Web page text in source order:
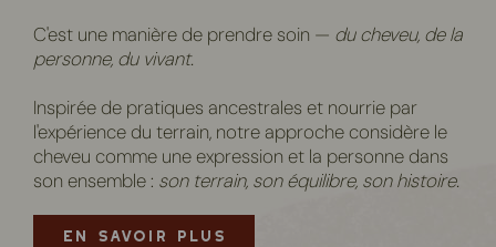
C'est une manière de prendre soin — du cheveu, de la
personne, du vivant.
Inspirée de pratiques ancestrales et nourrie par
l'expérience du terrain, notre approche considère le
cheveu comme une expression et la personne dans
son ensemble : son terrain, son équilibre, son histoire.
EN SAVOIR PLUS